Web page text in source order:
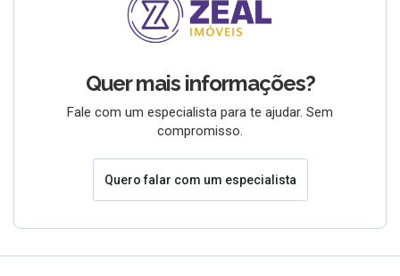
Quer mais informações?
Fale com um especialista para te ajudar. Sem
compromisso.
Quero falar com um especialista